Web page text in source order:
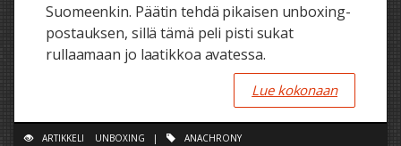
Suomeenkin. Päätin tehdä pikaisen unboxing-
postauksen, sillä tämä peli pisti sukat
rullaamaan jo laatikkoa avatessa.
Lue kokonaan
ARTIKKELI UNBOXING | ANACHRONY